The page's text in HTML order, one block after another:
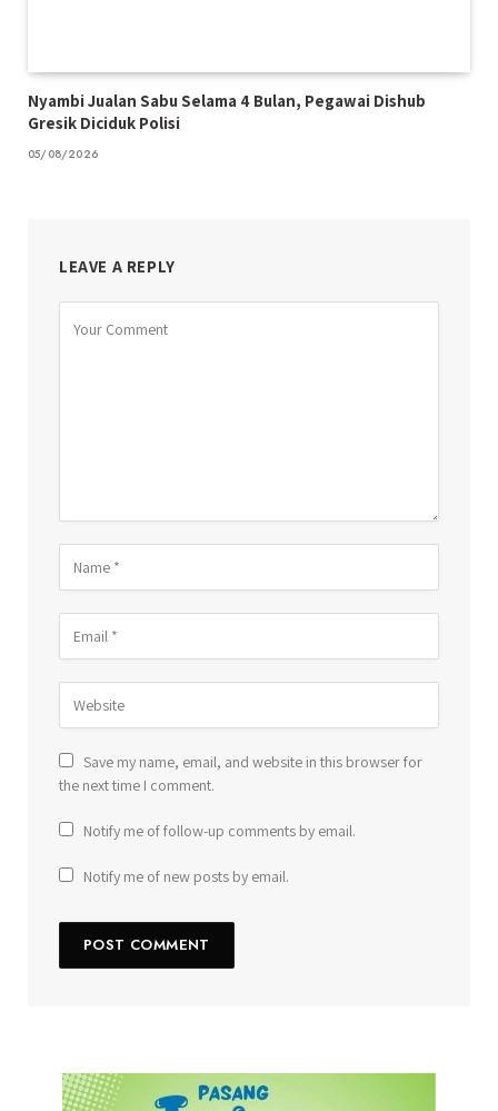
Nyambi Jualan Sabu Selama 4 Bulan, Pegawai Dishub
Gresik Diciduk Polisi
05/08/2026
LEAVE A REPLY
Save my name, email, and website in this browser for
the next time I comment.
Notify me of follow-up comments by email.
Notify me of new posts by email.